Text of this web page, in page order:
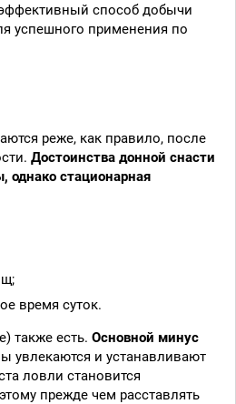
способ добычи
успешного применения по
реже, как правило, после
Достоинства донной снасти
однако стационарная
время суток.
также есть. Основной минус
увлекаются и устанавливают
ловли становится
прежде чем расставлять